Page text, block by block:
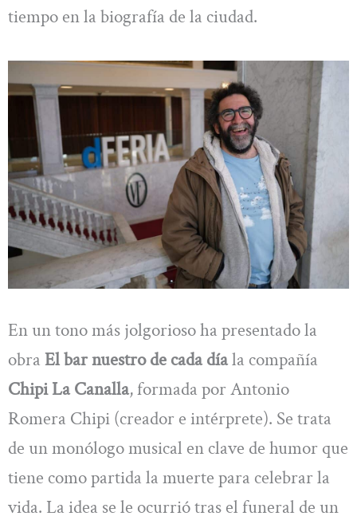
tiempo en la biografía de la ciudad.
En un tono más jolgorioso ha presentado la
obra El bar nuestro de cada díala compañía
Chipi La Canalla, formada por Antonio
Romera Chipi (creador e intérprete). Se trata
de un monólogo musical en clave de humor que
tiene como partida la muerte para celebrar la
vida. La idea se le ocurrió tras el funeral de un